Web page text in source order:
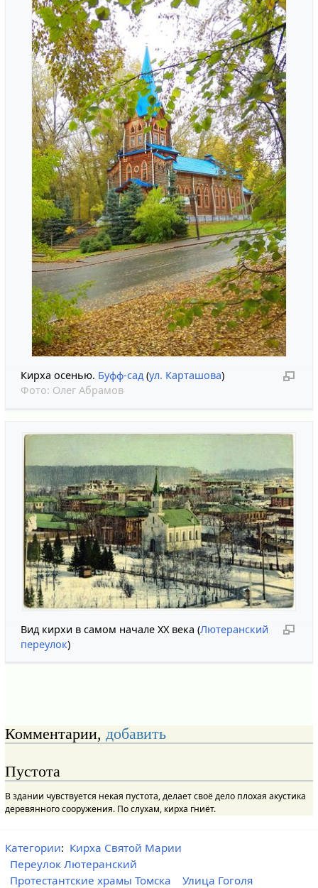
Кирха осенью. Буфф-сад (ул. Карташова)
Фото: Олег Абрамов
Вид кирхи в самом начале XX века (Лютеранский
переулок)
Комментарии, добавить
Пустота
В здании чувствуется некая пустота, делает своё дело плохая акустика
деревянного сооружения. По слухам, кирха гниёт.
Категории: Кирха Святой Марии
Переулок Лютеранский
Протестантские храмы Томска
Улица Гоголя